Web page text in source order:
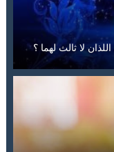
لا ثالث لهما ؟